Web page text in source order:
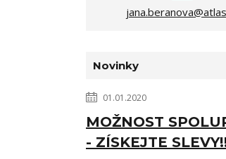
Novinky
01.01.2020
MOŽNOST
- ZÍSKEJTE